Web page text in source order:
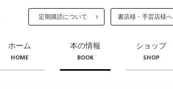
定期購読について 書店様・手芸店様へ
ホーム
HOME
本の情報
BOOK
ショップ
SHOP